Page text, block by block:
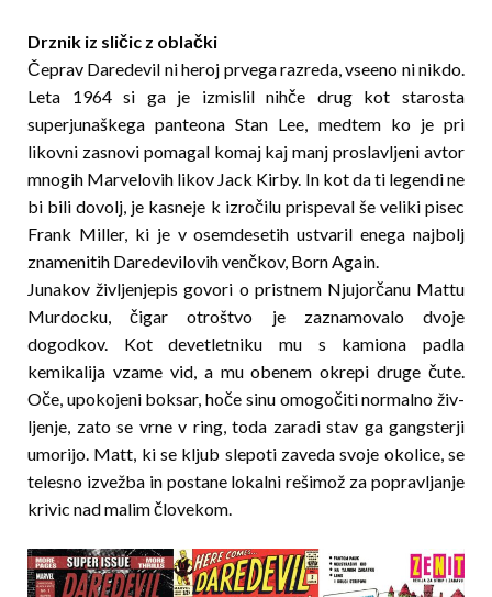
Drznik iz sličic z oblački
Čeprav Daredevil ni heroj prvega razreda, vseeno ni nikdo.
Leta 1964 si ga je izmislil nihče drug kot starosta
superjunaškega panteona Stan Lee, medtem ko je pri
likovni zasnovi pomagal komaj kaj manj proslavljeni avtor
mnogih Marvelovih likov Jack Kirby. In kot da ti legendi ne
bi bili dovolj, je kasneje k izročilu prispeval še veliki pisec
Frank Miller, ki je v osemdesetih ustvaril enega najbolj
znamenitih Daredevilovih venčkov, Born Again.
Junakov življenjepis govori o pristnem Njujorčanu Mattu
Murdocku, čigar otroštvo je zaznamovalo dvoje
dogodkov. Kot devetletniku mu s kamiona padla
kemikalija vzame vid, a mu obenem okrepi druge čute.
Oče, upokojeni boksar, hoče sinu omogočiti normalno živ­
ljenje, zato se vrne v ring, toda za­radi stav ga gangsterji
umorijo. Matt, ki se kljub slepoti zaveda svoje okolice, se
telesno izvežba in postane lokalni rešimož za popravljanje
krivic nad malim človekom.